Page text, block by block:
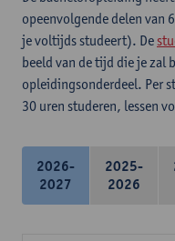
opeenvolgende delen van
je voltijds studeert). De
beeld van de tijd die je zal
opleidingsonderdeel. Per
30 uren studeren, lessen
2026-
2027
2025-
2026